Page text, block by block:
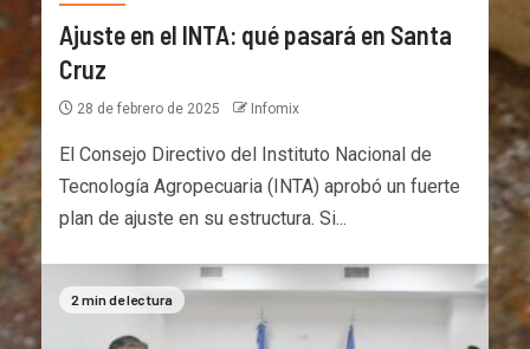
Ajuste en el INTA: qué pasará en Santa
Cruz
28 de febrero de 2025 Infomix
El Consejo Directivo del Instituto Nacional de
Tecnología Agropecuaria (INTA) aprobó un fuerte
plan de ajuste en su estructura. Si...
2 min de lectura